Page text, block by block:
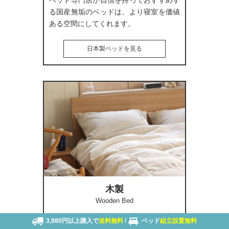
る国産無垢のベッドは、より寝室を価値
ある空間にしてくれます。
日本製ベッドを見る
木製
Wooden Bed
自然がもたらす温かみを感じながら心地
3,980円以上購入で送料無料 / ベッド組立設置無料